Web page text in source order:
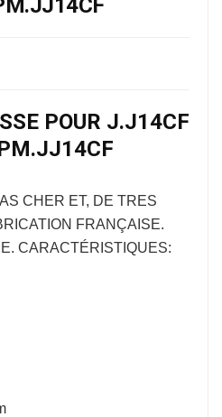
POUR J.J14CF
CHER ET, DE TRES
FRANÇAISE.
CARACTÉRISTIQUES: